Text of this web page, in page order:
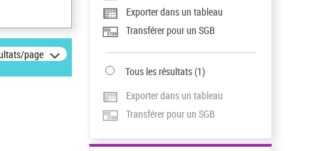
page
Exporter dans un tableau
Transférer pour un SGB
Tous les résultats(1)
Exporter dans un tableau
Transférer pour un SGB